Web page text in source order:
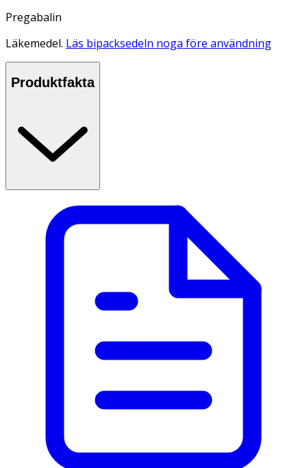
Pregabalin
Läkemedel. Läs bipacksedeln noga före användning
Produktfakta